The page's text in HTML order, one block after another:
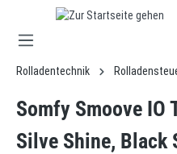
springen
Rolladentechnik
Somfy Smoove IO
Silve Shine, Black